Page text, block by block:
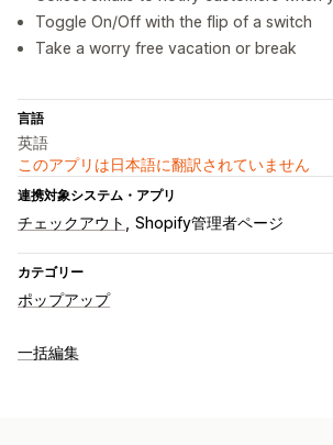
Toggle On/Off with the flip of a switch
Take a worry free vacation or break
言語
英語
このアプリは日本語に翻訳されていません
連携対象システム・アプリ
チェックアウト Shopify管理者ページ
カテゴリー
ポップアップ
ポップアップ種類
一括編集